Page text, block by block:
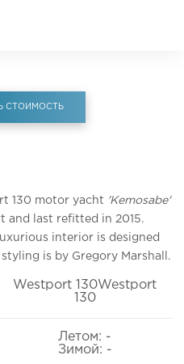
СТОИМОСТЬ
130 motor yacht 'Kemosabe'
and last refitted in 2015.
interior is designed
is by Gregory Marshall.
Westport 130Westport
130
Летом: -
Зимой: -